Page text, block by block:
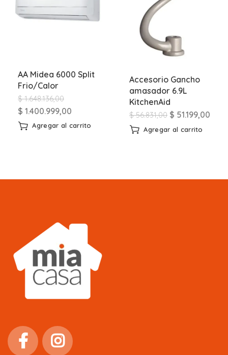
AA Midea 6000 Split
Frio/Calor
$1.648.136,00
$ 1.400.999,00
Agregar al carrito
Accesorio Gancho
amasador 6.9L
KitchenAid
$56.831,00 $ 51.199,00
Agregar al carrito